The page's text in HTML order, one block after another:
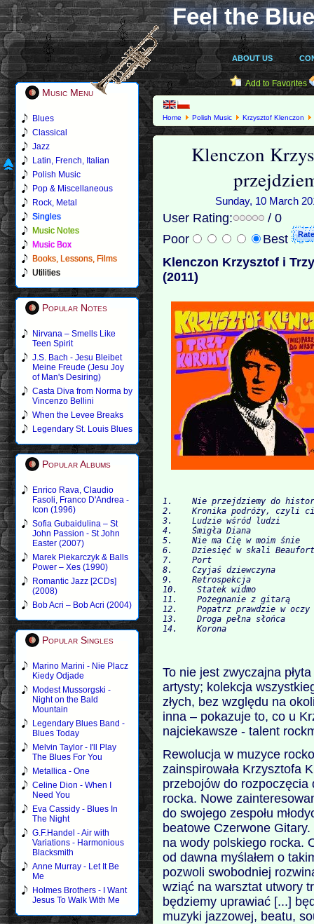
Feel the
ABOUT US
Music Menu
Blues
Classical
Jazz
Latin, French, Italian
Polish Music
Pop & Miscellaneous
Rock, Metal
Singles
Music Notes
Music Box
Books, Lessons, Films
Utilities
Popular Notes
Nirvana – Smells Like
Teen Spirit
J.S. Bach - Jesu Bleibet
Meine Freude (Jesu Joy
of Man's Desiring)
Casta Diva from Norma by
Vincenzo Bellini
When the Levee Breaks
Legendary St. Louis Blues
Popular Albums
Enrico Rava, Claudio
Fasoli, Franco D'Andrea -
Icon (1996)
Sofia Gubaidulina – St
John Passion - St John
Easter (2007)
Marek Piekarczyk & Balls
Power – Xes (1990)
Romantic Jazz [2CDs]
(2008)
Bob Acri – Bob Acri (2004)
Popular Singles
Marino Marini - Nie Placz
Kiedy Odjade
Modest Mussorgski -
Night on the Bald
Mountain
Legendary Blues Band -
Blues Today
Melvin Taylor - I'll Play
The Blues For You
Metallica - One
Celine Dion - When I
Need You
Eva Cassidy - Blues In
The Night
G.F.Handel - Air with
Variations - Harmonious
Blacksmith
Anne Murray - Let It Be
Me
Holmes Brothers - I Want
Jesus To Walk With Me
Add to Favorites
Home Polish Music Krzysztof Klenczon
Klenczon
Sunday, 10 March
User Rating:
/ 0
Poor
Best
Klenczon Krzysztof i
(2011)
1.    Nie przejdziemy do
2.    Kronika podróży, czyli
3.    Ludzie wśród ludzi
4.    Śmigła Diana
5.    Nie ma Cię w moim śnie
6.    Dziesięć w skali
7.    Port
8.    Czyjaś dziewczyna
9.    Retrospekcja
10.    Statek widmo
11.    Pożegnanie z gitarą
12.    Popatrz prawdzie w oczy
13.    Droga pełna słońca
To nie jest zwyczajna
artysty; kolekcja
złych, bez względu na
inna – pokazuje to, co u
najciekawsze - talent
Rewolucja w muzyce
zainspirowała Krzysztofa
przebojów do
rocka. Nowe
do swojego zespołu
beatowe Czerwone Gitary.
na wody polskiego rocka.
od dawna myślałem o
pozwoli swobodniej
wziąć na warsztat utwory
będziemy uprawiać [...]
muzyki jazzowej, beatu,